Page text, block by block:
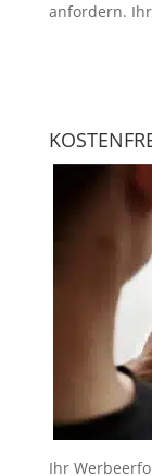
anfordern.
Ihr